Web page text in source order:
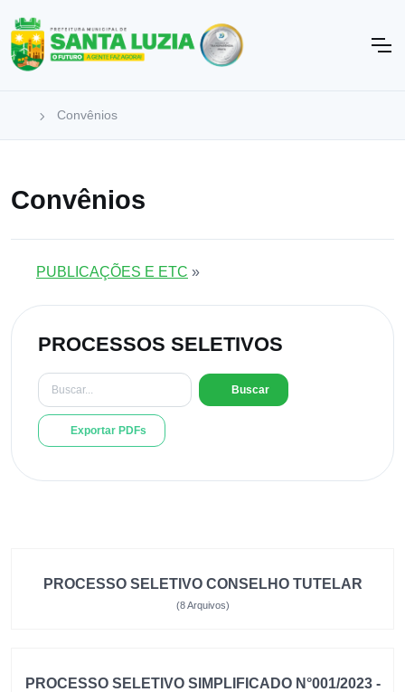
Convênios
Convênios
PUBLICAÇÕES E ETC »
PROCESSOS SELETIVOS
Buscar
Exportar PDFs
PROCESSO SELETIVO CONSELHO TUTELAR
(8 Arquivos)
PROCESSO SELETIVO SIMPLIFICADO N°001/2023 -